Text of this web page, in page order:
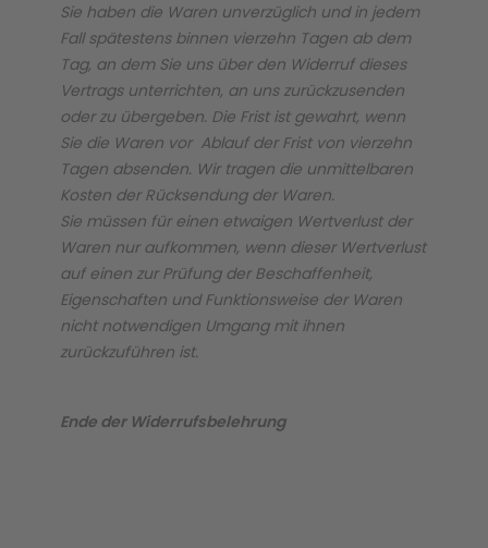
Sie haben die Waren unverzüglich und in jedem
Fall spätestens binnen vierzehn Tagen ab dem
Tag, an dem Sie uns über den Widerruf dieses
Vertrags unterrichten, an uns zurückzusenden
oder zu übergeben. Die Frist ist gewahrt, wenn
Sie die Waren vor Ablauf der Frist von vierzehn
Tagen absenden. Wir tragen die unmittelbaren
Kosten der Rücksendung der Waren.
Sie müssen für einen etwaigen Wertverlust der
Waren nur aufkommen, wenn dieser Wertverlust
auf einen zur Prüfung der Beschaffenheit,
Eigenschaften und Funktionsweise der Waren
nicht notwendigen Umgang mit ihnen
zurückzuführen ist.
Ende der Widerrufsbelehrung